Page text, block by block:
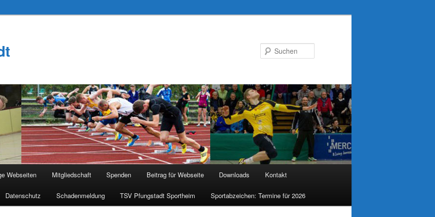
Webseiten Mitgliedschaft Spenden Beitrag für Webseite Downloads Kontakt
Datenschutz Schadenmeldung TSV Pfungstadt Sportheim Sportabzeichen: Termine für 2026